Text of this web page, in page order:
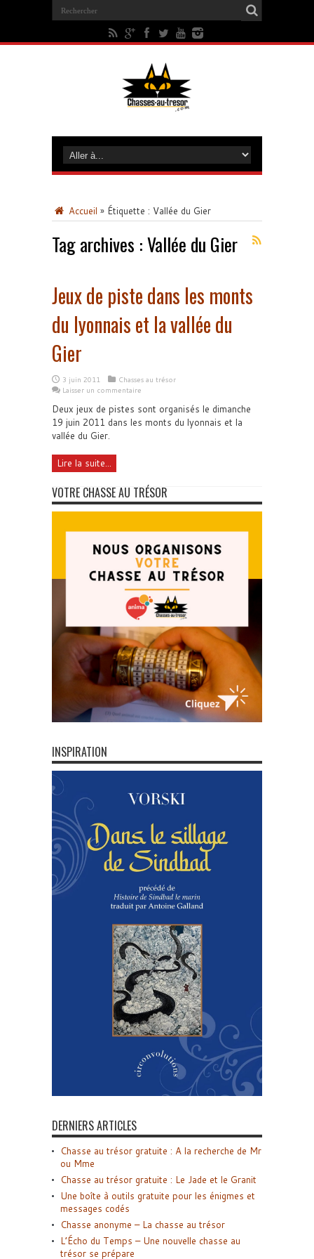
Accueil » Étiquette : Vallée du Gier
Tag archives :Vallée du Gier
Jeux de piste dans les monts
du lyonnais et la vallée du
Gier
3 juin 2011
Chasses au trésor
Laisser un commentaire
Deux jeux de pistes sont organisés le dimanche
19 juin 2011 dans les monts du lyonnais et la
vallée du Gier.
Lire la suite...
VOTRE CHASSE AU TRÉSOR
INSPIRATION
DERNIERS ARTICLES
Chasse au trésor gratuite : A la recherche de Mr
ou Mme
Chasse au trésor gratuite : Le Jade et le Granit
Une boîte à outils gratuite pour les énigmes et
messages codés
Chasse anonyme – La chasse au trésor
L’Écho du Temps – Une nouvelle chasse au
trésor se prépare